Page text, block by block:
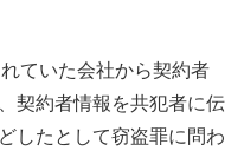
ていた会社から契約者
契約者情報を共犯者に伝
したとして窃盗罪に問わ